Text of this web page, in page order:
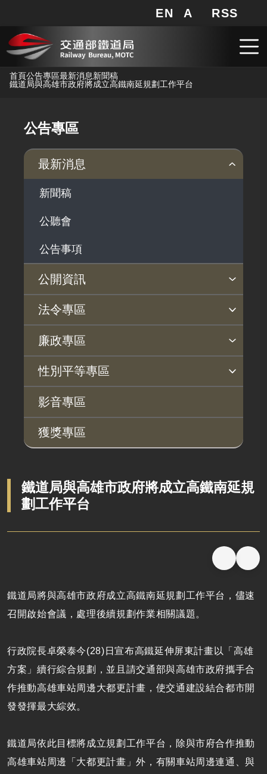
跳到主要內容
網站地圖
EN A 局長信箱
RSS
首頁公告專區最新消息新聞稿
鐵道局與高雄市政府將成立高鐵南延規劃工作平台
公告專區
最新消息
新聞稿
公聽會
公告事項
公開資訊
主動公開政府資訊專區
法律及法規命令
解釋性規定及裁量基準
政府機關資訊
行政指導有關文書
施政計畫、業務統計及研究報告
支付或接受之補助
政策宣導廣告支出
個人資料保護專區
Open Data專區
出版品專區
雙語詞彙專區
生態檢核專區
用地取得行政透明專區
用地公告
用地法規
徵收案件資訊
臺鐵局撥入資產債務基金專區
法令專區
法令查詢
解釋性規定及裁量基準
法令英譯徵集意見專區
訴願文件下載
相關實務判解
相關網站資源
廉政專區
揭弊者保護專區
廉政訊息
利益衝突迴避園地
公務員廉政倫理規範
公職人員財產申報園地
廉政檢舉管道
桃地計畫廉政平臺專網
桃地計畫
廉政平臺
啟動儀式及交流座談會
定期聯繫會議
廉政體系
性別平等專區
性別平等工作小組
宣傳事項
性別平等推動計畫
性別平等統計分析
性別平等影響評估
性騷擾防治
相關網站
影音專區
獲獎專區
鐵道局與高雄市政府將成立高鐵南延規
劃工作平台
鐵道局將與高雄市政府成立高鐵南延規劃工作平台，儘速
召開啟始會議，處理後續規劃作業相關議題。
行政院長卓榮泰今(28)日宣布高鐵延伸屏東計畫以「高雄
方案」續行綜合規劃，並且請交通部與高雄市政府攜手合
作推動高雄車站周邊大都更計畫，使交通建設結合都市開
發發揮最大綜效。
鐵道局依此目標將成立規劃工作平台，除與市府合作推動
高雄車站周邊「大都更計畫」外，有關車站周邊連通、與